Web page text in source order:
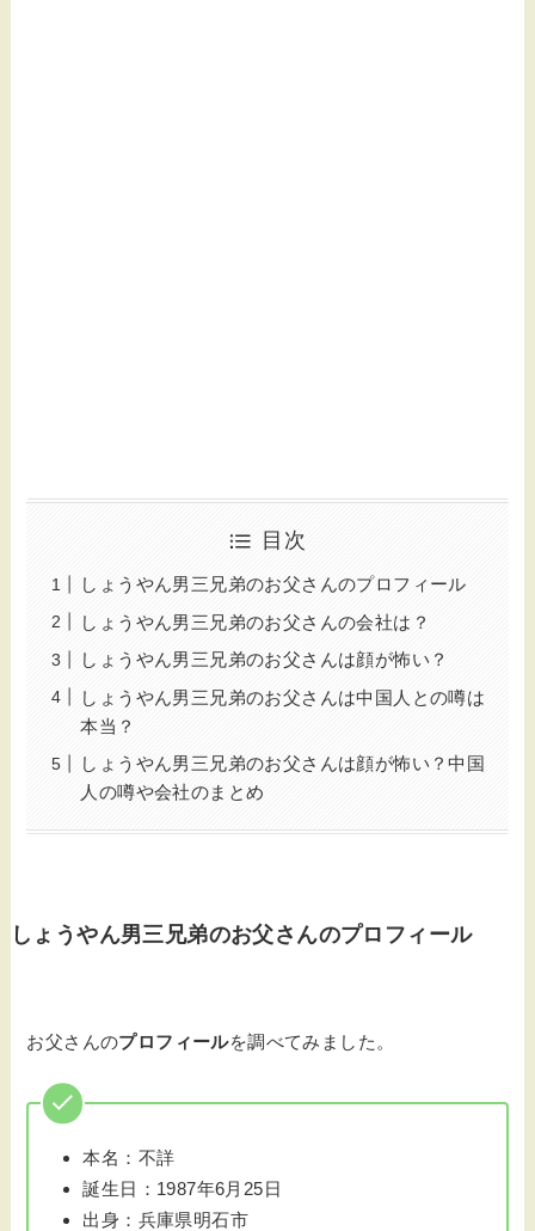
目次
しょうやん男三兄弟のお父さんのプロフィール
しょうやん男三兄弟のお父さんの会社は？
しょうやん男三兄弟のお父さんは顔が怖い？
しょうやん男三兄弟のお父さんは中国人との噂は
本当？
しょうやん男三兄弟のお父さんは顔が怖い？中国
人の噂や会社のまとめ
しょうやん男三兄弟のお父さんのプロフィール
お父さんのプロフィールを調べてみました。
本名：不詳
誕生日：1987年6月25日
出身：兵庫県明石市